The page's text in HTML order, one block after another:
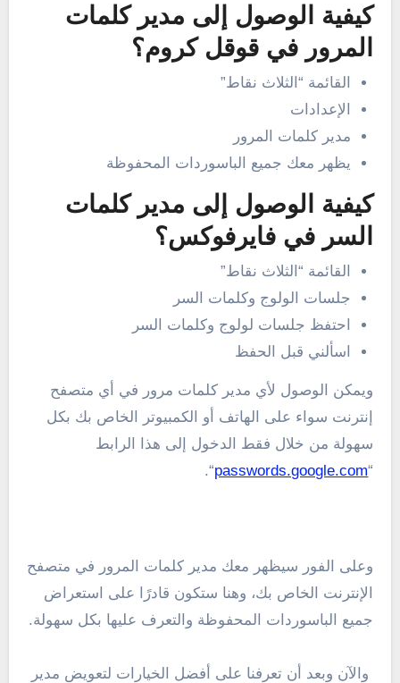
كيفية الوصول إلى مدير كلمات
المرور في قوقل كروم؟
القائمة “الثلاث نقاط”
الإعدادات
مدير كلمات المرور
يظهر معك جميع الباسوردات المحفوظة
كيفية الوصول إلى مدير كلمات
السر في فايرفوكس؟
القائمة “الثلاث نقاط”
جلسات الولوج وكلمات السر
احتفظ جلسات لولوج وكلمات السر
اسألني قبل الحفظ
ويمكن الوصول لأي مدير كلمات مرور في أي متصفح
إنترنت سواء على الهاتف أو الكمبيوتر الخاص بك بكل
سهولة من خلال فقط الدخول إلى هذا الرابط
“
passwords.google.com
“.
وعلى الفور سيظهر معك مدير كلمات المرور في متصفح
الإنترنت الخاص بك، وهنا ستكون قادرًا على استعراض
جميع الباسوردات المحفوظة والتعرف عليها بكل سهولة.
والآن وبعد أن تعرفنا على أفضل الخيارات لتعويض مدير